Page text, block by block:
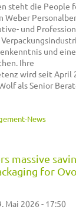
steht die People
Weber
und
und
Ihre
wird seit April
als Senior
News
massive
for
Mai 2026 - 17:50